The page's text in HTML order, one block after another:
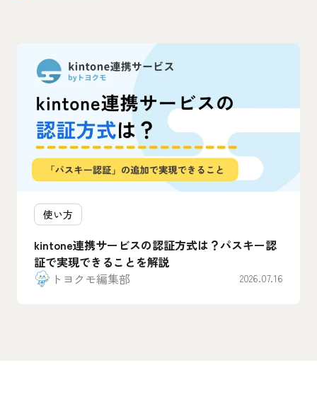
使い方
kintone連携サービスの認証方式は？パスキー認
証で実現できることを解説
トヨクモ編集部
2026.07.16